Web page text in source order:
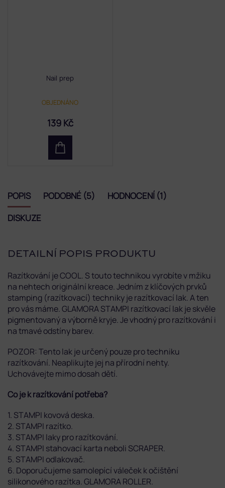
Nail prep
OBJEDNÁNO
139 Kč
POPIS PODOBNÉ (5)
HODNOCENÍ (1)
DISKUZE
DETAILNÍ POPIS PRODUKTU
Razítkování je COOL. S touto technikou vyrobíte v mžiku
na nehtech originální kreace. Jedním z klíčových prvků
stamping (razítkovací) techniky je razítkovací lak. A ten
pro vás máme. GLAMORA STAMPI razítkovací lak je skvěle
pigmentovaný a výborně kryje. Je vhodný pro razítkování i
na tmavé odstíny barev.
POZOR: Tento lak je určený pouze pro techniku
razítkování. Neaplikujte jej na přírodní nehty.
Uchovávejte mimo dosah dětí.
Co je k razítkování potřeba?
1. STAMPI kovová deska.
2. STAMPI razítko.
3. STAMPI laky pro razítkování.
4. STAMPI stahovací karta neboli SCRAPER.
5. STAMPI odlakovač.
6. Doporučujeme samolepící váleček k očištění
silikonového razítka. GLAMORA ROLLER.